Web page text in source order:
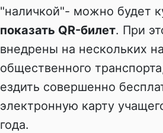
"наличкой"- можно будет
показать QR-билет. При
внедрены на нескольких
общественного
ездить совершенно
электронную карту
года.